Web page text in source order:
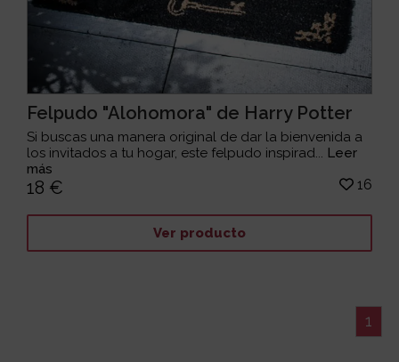
Felpudo "Alohomora" de Harry Potter
Si buscas una manera original de dar la bienvenida a
los invitados a tu hogar, este felpudo inspirad... Leer
más
18 € 16
Ver producto
1